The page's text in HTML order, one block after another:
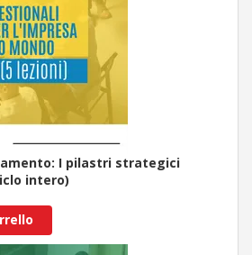
I pilastri strategici
intero)